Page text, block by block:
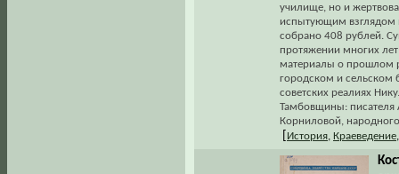
училище, но и
испытующим взглядом
собрано 408 рублей.
протяжении многих
материалы о прошлом
городском и сельском
советских реалиях
Тамбовщины: писателя
Корниловой,
История Краеведение